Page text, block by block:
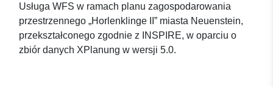
Usługa WFS w ramach planu zagospodarowania
przestrzennego „Horlenklinge II” miasta Neuenstein,
przekształconego zgodnie z INSPIRE, w oparciu o
zbiór danych XPlanung w wersji 5.0.